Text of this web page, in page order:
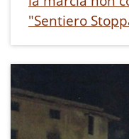
"Sentiero